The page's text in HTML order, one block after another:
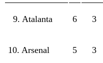
9. Atalanta 6 3
10. Arsenal 5 3